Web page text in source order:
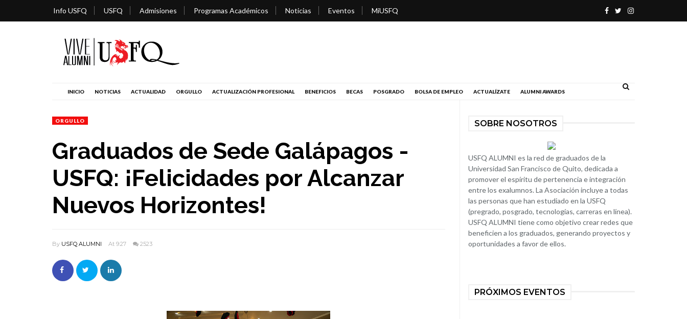
Info USFQ USFQ Admisiones Programas Académicos Noticias Eventos MiUSFQ
INICIO NOTICIAS ACTUALIDAD ORGULLO ACTUALIZACIÓN PROFESIONAL BENEFICIOS BECAS POSGRADO BOLSA DE EMPLEO ACTUALÍZATE ALUMNI AWARDS
ORGULLO
Graduados de Sede Galápagos -
USFQ: ¡Felicidades por Alcanzar
Nuevos Horizontes!
By USFQ ALUMNI At 9:27 2523
SOBRE NOSOTROS
USFQ ALUMNI es la red de graduados de la
Universidad San Francisco de Quito, dedicada a
promover el espíritu de pertenencia e integración
entre los exalumnos. La Asociación incluye a todas
las personas que han estudiado en la USFQ
(pregrado, posgrado, tecnologías, carreras en línea).
USFQ ALUMNI tiene como objetivo crear redes que
beneficien a los graduados, generando proyectos y
oportunidades a favor de ellos.
PRÓXIMOS EVENTOS